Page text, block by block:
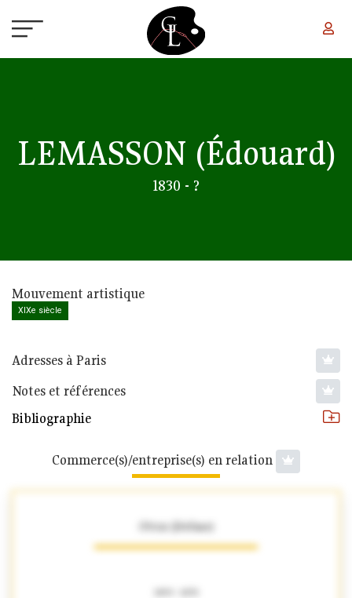
LEMASSON (Édouard)
1830 - ?
Mouvement artistique
XIXe siècle
Adresses à Paris
Notes et références
Bibliographie
Commerce(s)/entreprise(s) en relation
Ottoz (Jérôme)